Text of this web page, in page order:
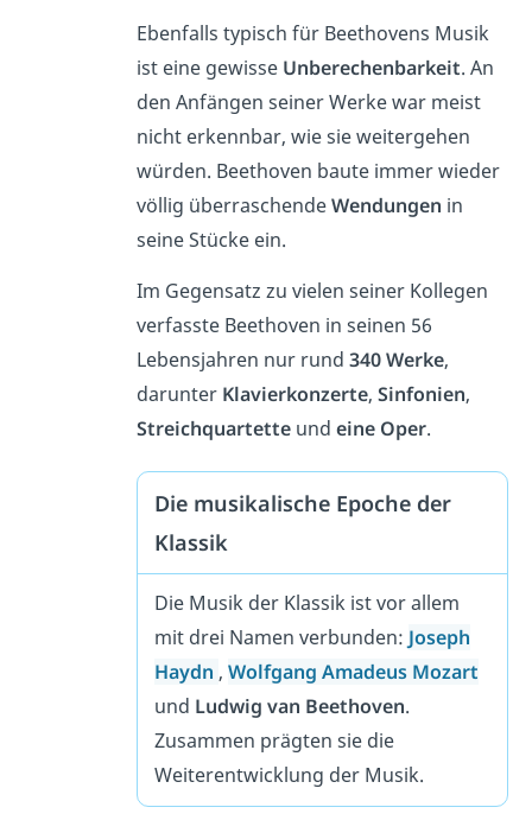
Ebenfalls typisch für Beethovens Musik
ist eine gewisse Unberechenbarkeit. An
den Anfängen seiner Werke war meist
nicht erkennbar, wie sie weitergehen
würden. Beethoven baute immer wieder
völlig überraschendeWendungen in
seine Stücke ein.
Im Gegensatz zu vielen seiner Kollegen
verfasste Beethoven in seinen 56
Lebensjahren nur rund 340 Werke,
darunter Klavierkonzerte, Sinfonien,
Streichquartette und eine Oper.
Die musikalische Epoche der
Klassik
Die Musik der Klassik ist vor allem
mit drei Namen verbunden: Joseph
Haydn , Wolfgang Amadeus Mozart
und Ludwig van Beethoven.
Zusammen prägten sie die
Weiterentwicklung der Musik.